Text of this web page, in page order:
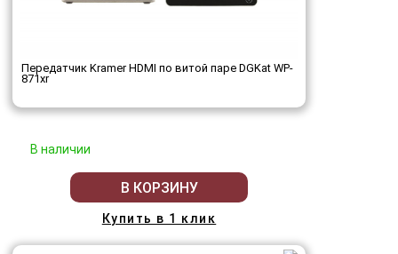
Передатчик Kramer HDMI по витой паре DGKat WP-
871xr
В наличии
В КОРЗИНУ
Купить в 1 клик